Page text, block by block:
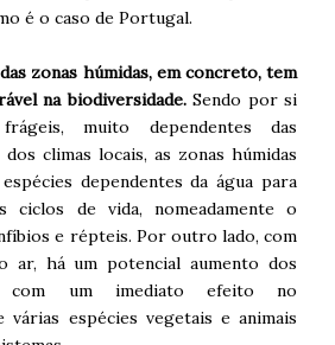
é o caso de Portugal.
zonas húmidas, em concreto, tem
na biodiversidade.Sendo por si
muito dependentes das
climas locais, as zonas húmidas
dependentes da água para
ciclos de vida, nomeadamente o
e répteis. Por outro lado, com
ar, há um potencial aumento dos
com um imediato efeito no
várias espécies vegetais e animais